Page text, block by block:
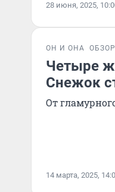
28 июня, 2025,
ОН И ОНА ОБЗОР
Четыре
Снежок
От
14 марта, 2025,